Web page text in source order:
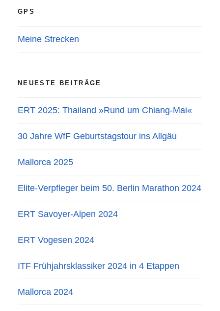
GPS
Meine Strecken
NEUESTE BEITRÄGE
ERT 2025: Thailand »Rund um Chiang-Mai«
30 Jahre WfF Geburtstagstour ins Allgäu
Mallorca 2025
Elite-Verpfleger beim 50. Berlin Marathon 2024
ERT Savoyer-Alpen 2024
ERT Vogesen 2024
ITF Frühjahrsklassiker 2024 in 4 Etappen
Mallorca 2024